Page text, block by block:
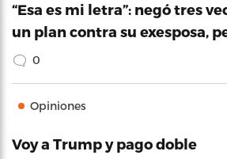
“Esa es mi letra”: negó tres
un plan contra su exesposa,
0
Opiniones
Voy a Trump y pago doble